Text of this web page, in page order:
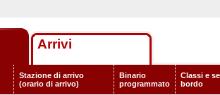
Arrivi
Stazione di arrivo
(orario di arrivo)
Binario
programmato
Classi e
bordo